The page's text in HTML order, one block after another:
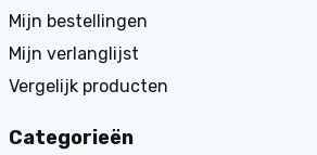
Mijn bestellingen
Mijn verlanglijst
Vergelijk producten
Categorieën